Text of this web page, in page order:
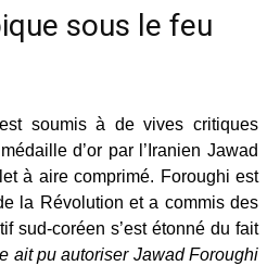
sous le feu
soumis à de vives critiques
d’or par l’Iranien Jawad
à aire comprimé. Foroughi est
la Révolution et a commis des
sud-coréen s’est étonné du fait
ait pu autoriser Jawad Foroughi